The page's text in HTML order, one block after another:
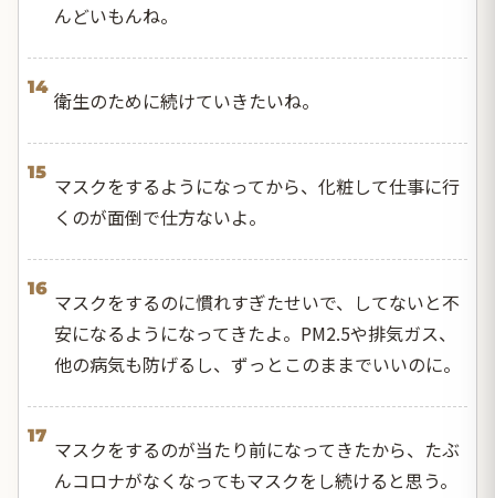
んどいもんね。
14
衛生のために続けていきたいね。
15
マスクをするようになってから、化粧して仕事に行
くのが面倒で仕方ないよ。
16
マスクをするのに慣れすぎたせいで、してないと不
安になるようになってきたよ。PM2.5や排気ガス、
他の病気も防げるし、ずっとこのままでいいのに。
17
マスクをするのが当たり前になってきたから、たぶ
んコロナがなくなってもマスクをし続けると思う。